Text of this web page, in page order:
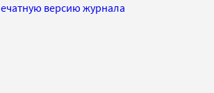
версию журнала